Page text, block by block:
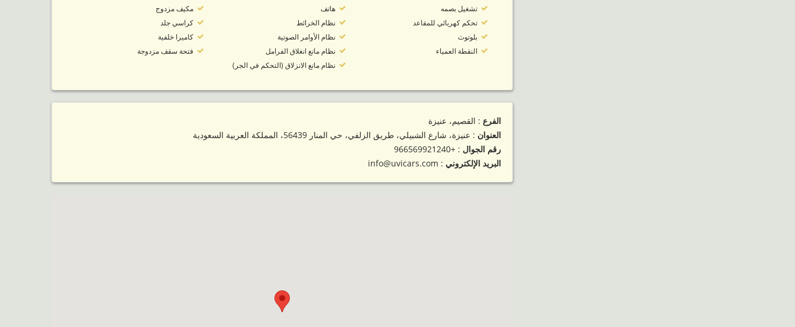
تشغيل بصمه
تحكم كهربائي للمقاعد
بلوتوث
النقطة العمياء
هاتف
نظام الخرائط
نظام الأوامر الصوتية
نظام مانع انغلاق الفرامل
نظام مانع الانزلاق (التحكم في الجر)
مكيف مزدوج
كراسي جلد
كاميرا خلفية
فتحة سقف مزدوجة
الفرع : القصيم، عنيزة
العنوان : عنيزة، شارع الشبيلي، طريق الزلفي، حي المنار 56439، المملكة العربية السعودية
رقم الجوال :
+966569921240
البريد الإلكتروني : info@uvicars.com